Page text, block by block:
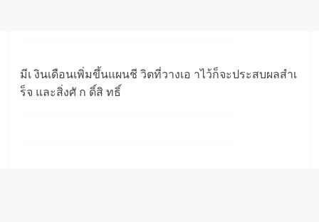
มีเ งินเดือนเพิ่มขึ้นแผนชี วิตที่วางเอ าไว้ก็จะประสบผลสำเ
ร็จ และสิ่งศั ก ดิ์สิ ทธิ์